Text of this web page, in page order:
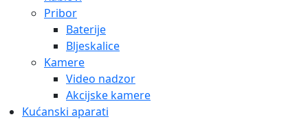
Pribor
Baterije
Bljeskalice
Kamere
Video nadzor
Akcijske kamere
Kućanski aparati